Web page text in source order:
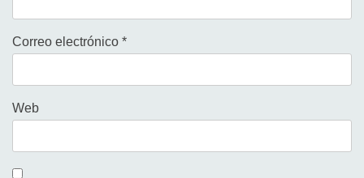
Correo electrónico *
Web